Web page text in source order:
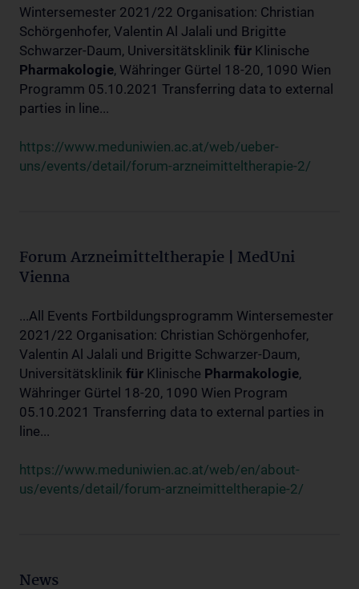
Wintersemester 2021/22 Organisation: Christian
Schörgenhofer, Valentin Al Jalali und Brigitte
Schwarzer-Daum, Universitätsklinik für Klinische
Pharmakologie, Währinger Gürtel 18-20, 1090 Wien
Programm 05.10.2021 Transferring data to external
parties in line...
https://www.meduniwien.ac.at/web/ueber-
uns/events/detail/forum-arzneimitteltherapie-2/
Forum Arzneimitteltherapie | MedUni
Vienna
...All Events Fortbildungsprogramm Wintersemester
2021/22 Organisation: Christian Schörgenhofer,
Valentin Al Jalali und Brigitte Schwarzer-Daum,
Universitätsklinik für Klinische Pharmakologie,
Währinger Gürtel 18-20, 1090 Wien Program
05.10.2021 Transferring data to external parties in
line...
https://www.meduniwien.ac.at/web/en/about-
us/events/detail/forum-arzneimitteltherapie-2/
News